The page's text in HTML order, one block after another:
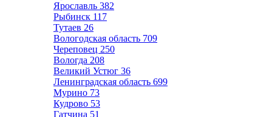
Ярославль 382
Рыбинск 117
Тутаев 26
Вологодская область 709
Череповец 250
Вологда 208
Великий Устюг 36
Ленинградская область 699
Мурино 73
Кудрово 53
Гатчина 51